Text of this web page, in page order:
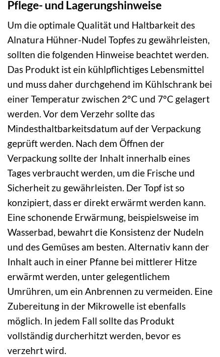
Pflege- und Lagerungshinweise
Um die optimale Qualität und Haltbarkeit des
Alnatura Hühner-Nudel Topfes zu gewährleisten,
sollten die folgenden Hinweise beachtet werden.
Das Produkt ist ein kühlpflichtiges Lebensmittel
und muss daher durchgehend im Kühlschrank bei
einer Temperatur zwischen 2°C und 7°C gelagert
werden. Vor dem Verzehr sollte das
Mindesthaltbarkeitsdatum auf der Verpackung
geprüft werden. Nach dem Öffnen der
Verpackung sollte der Inhalt innerhalb eines
Tages verbraucht werden, um die Frische und
Sicherheit zu gewährleisten. Der Topf ist so
konzipiert, dass er direkt erwärmt werden kann.
Eine schonende Erwärmung, beispielsweise im
Wasserbad, bewahrt die Konsistenz der Nudeln
und des Gemüses am besten. Alternativ kann der
Inhalt auch in einer Pfanne bei mittlerer Hitze
erwärmt werden, unter gelegentlichem
Umrühren, um ein Anbrennen zu vermeiden. Eine
Zubereitung in der Mikrowelle ist ebenfalls
möglich. In jedem Fall sollte das Produkt
vollständig durcherhitzt werden, bevor es
verzehrt wird.